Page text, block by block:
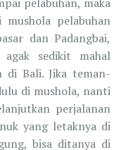
pelabuhan
dan Padangbai,
sedikit mahal
di Bali. Jika teman-
di mushola, nanti
perjalanan
yang letaknya di
bisa ditanya di